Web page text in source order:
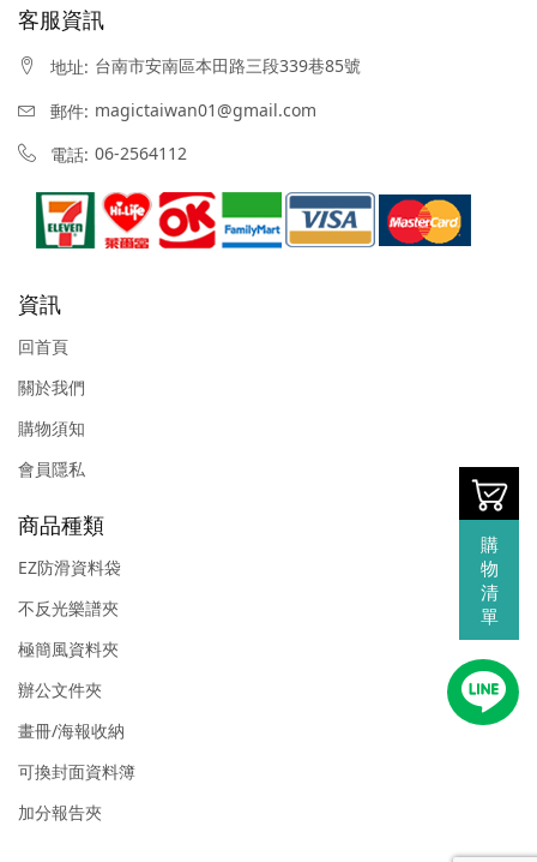
客服資訊
地址: 台南市安南區本田路三段339巷85號
郵件: magictaiwan01@gmail.com
電話: 06-2564112
資訊
回首頁
關於我們
購物須知
會員隱私
商品種類
EZ防滑資料袋
不反光樂譜夾
極簡風資料夾
辦公文件夾
畫冊/海報收納
可換封面資料簿
加分報告夾
購
物
清
單